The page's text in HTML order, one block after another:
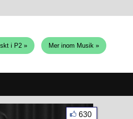
i P2 » Mer inom Musik »
630